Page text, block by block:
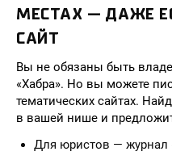
МЕСТАХ — ДАЖЕ
САЙТ
Вы не обязаны быть
«Хабра». Но вы можете
тематических сайтах.
в вашей нише и
Для юристов — журнал